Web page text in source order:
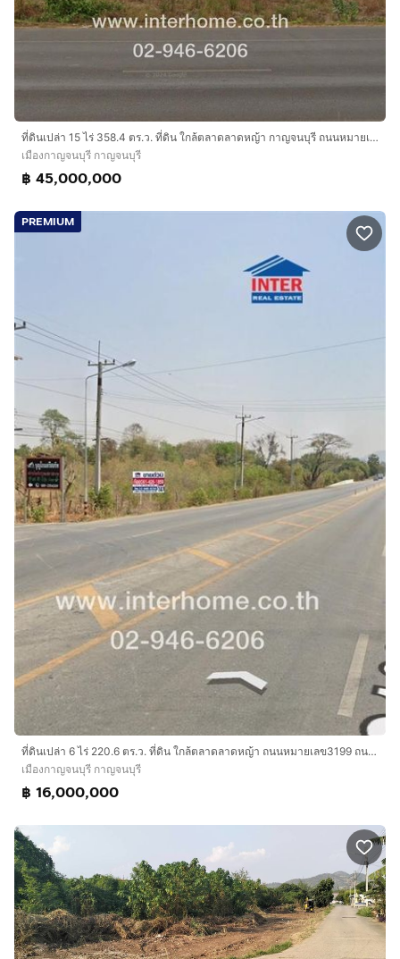
ที่ดินเปล่า 15 ไร่ 358.4 ตร.ว. ที่ดิน ใกล้ตลาดลาดหญ้า กาญจนบุรี ถนนหมายเลข3199 ถนนเทศบาลลาดหญ้า ถนนแสงชูโต เมืองกาญจนบุรี กาญจนบุรี
เมืองกาญจนบุรี กาญจนบุรี
฿ 45,000,000
PREMIUM
ที่ดินเปล่า 6 ไร่ 220.6 ตร.ว. ที่ดิน ใกล้ตลาดลาดหญ้า ถนนหมายเลข3199 ถนนลาดหญ้า ถนนแก่งเสี้ยน เมืองกาญจนบุรี กาญจนบุรี
เมืองกาญจนบุรี กาญจนบุรี
฿ 16,000,000